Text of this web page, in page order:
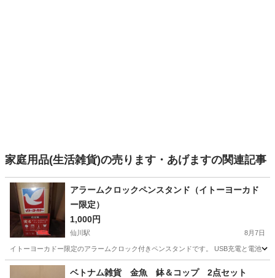
家庭用品(生活雑貨)の売ります・あげますの関連記事
アラームクロックペンスタンド（イトーヨーカド
ー限定）
1,000円
仙川駅 8月7日
イトーヨーカドー限定のアラームクロック付きペンスタンドです。 USB充電と電池
東京 調布市 仙川駅 その他 イトーヨーカドー
ベトナム雑貨 金魚 鉢＆コップ 2点セット